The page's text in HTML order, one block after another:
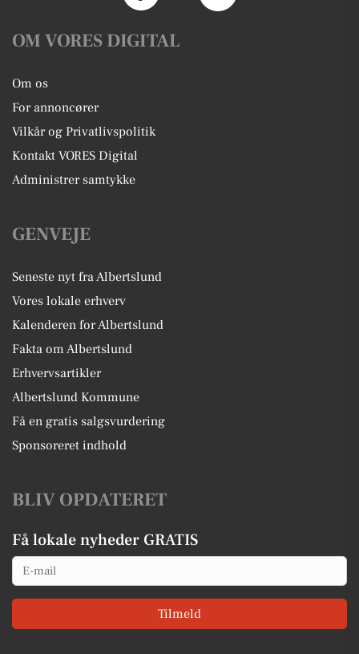
OM VORES DIGITAL
Om os
For annoncører
Vilkår og Privatlivspolitik
Kontakt VORES Digital
Administrer samtykke
GENVEJE
Seneste nyt fra Albertslund
Vores lokale erhverv
Kalenderen for Albertslund
Fakta om Albertslund
Erhvervsartikler
Albertslund Kommune
Få en gratis salgsvurdering
Sponsoreret indhold
BLIV OPDATERET
Få lokale nyheder GRATIS
Email
Tilmeld